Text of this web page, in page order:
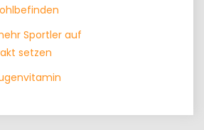
Sportler auf
setzen